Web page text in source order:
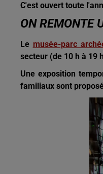
C'est ouvert toute
ON REMONTE
Le musée-parc
secteur (de 10 h à 19
Une exposition
familiaux sont